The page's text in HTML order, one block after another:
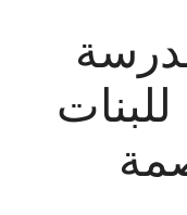
للبنات